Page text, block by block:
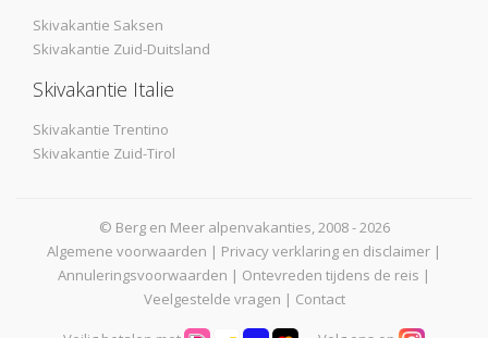
Skivakantie Saksen
Skivakantie Zuid-Duitsland
Skivakantie Italie
Skivakantie Trentino
Skivakantie Zuid-Tirol
© Berg en Meer alpenvakanties, 2008 - 2026
Algemene voorwaarden | Privacy verklaring en disclaimer |
Annuleringsvoorwaarden | Ontevreden tijdens de reis |
Veelgestelde vragen | Contact